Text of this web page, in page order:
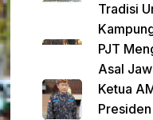
(SP2MI)
BP2MI
Tradisi
PJT
Asal
Ketua